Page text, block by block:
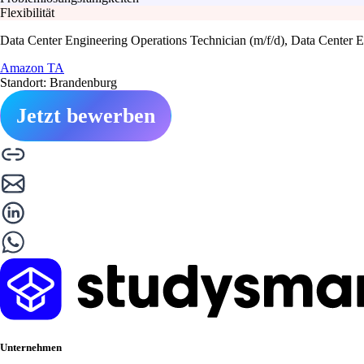
Flexibilität
Data Center Engineering Operations Technician (m/f/d), Data Center
Amazon TA
Standort: Brandenburg
Jetzt bewerben
Unternehmen